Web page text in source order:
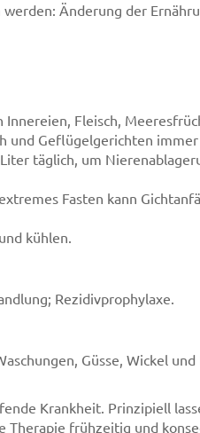
Änderung der
Innereien, Fleisch,
und Geflügelgerichten
täglich, um
Fasten kann
kühlen.
Rezidivprophylaxe.
Güsse, Wickel und
Krankheit. Prinzipiell
Therapie frühzeitig und